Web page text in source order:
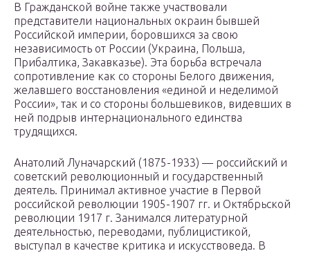
В Гражданской войне также участвовали
представители национальных окраин бывшей
Российской империи, боровшихся за свою
независимость от России (Украина, Польша,
Прибалтика, Закавказье). Эта борьба встречала
сопротивление как со стороны Белого движения,
желавшего восстановления «единой и неделимой
России», так и со стороны большевиков, видевших в
ней подрыв интернационального единства
трудящихся.
Анатолий Луначарский (1875-1933) — российский и
советский революционный и государственный
деятель. Принимал активное участие в Первой
российской революции 1905-1907 гг. и Октябрьской
революции 1917 г. Занимался литературной
деятельностью, переводами, публицистикой,
выступал в качестве критика и искусствоведа. В